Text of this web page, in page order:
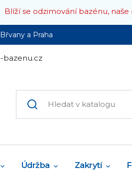
Blíží se odzimování bazénu, naše
a Praha
bazenu.cz
Údržba Zakrytí